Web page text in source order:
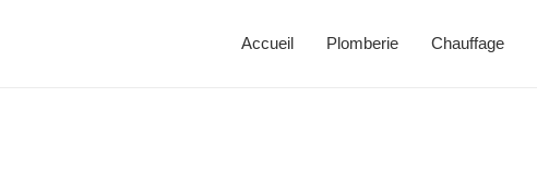
Accueil Plomberie Chauffage